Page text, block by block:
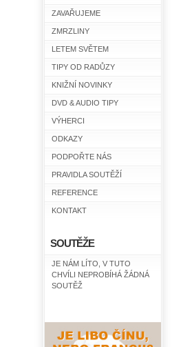
ZAVAŘUJEME
ZMRZLINY
LETEM SVĚTEM
TIPY OD RADŮZY
KNIŽNÍ NOVINKY
DVD & AUDIO TIPY
VÝHERCI
ODKAZY
PODPOŘTE NÁS
PRAVIDLA SOUTĚŽÍ
REFERENCE
KONTAKT
SOUTĚŽE
JE NÁM LÍTO, V TUTO
CHVÍLI NEPROBÍHÁ ŽÁDNÁ
SOUTĚŽ